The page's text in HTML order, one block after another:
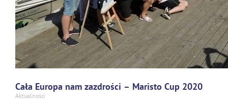
Cała Europa nam zazdrości – Maristo Cup 2020
Aktualności